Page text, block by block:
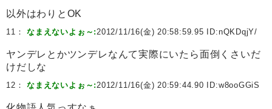
以外はわりとOK
11：なまえないよぉ～:2012/11/16(金) 20:58:59.95 ID:nQKDqjY/
ヤンデレとかツンデレなんて実際にいたら面倒くさいだ
けだしな
12：なまえないよぉ～:2012/11/16(金) 20:59:44.90 ID:w8ooGGiS